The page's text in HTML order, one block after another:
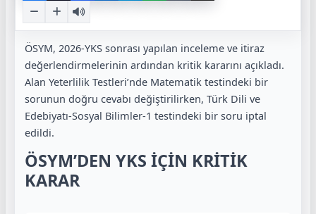
ÖSYM, 2026-YKS sonrası yapılan inceleme ve itiraz
değerlendirmelerinin ardından kritik kararını açıkladı.
Alan Yeterlilik Testleri’nde Matematik testindeki bir
sorunun doğru cevabı değiştirilirken, Türk Dili ve
Edebiyatı-Sosyal Bilimler-1 testindeki bir soru iptal
edildi.
ÖSYM’DEN YKS İÇİN KRİTİK
KARAR